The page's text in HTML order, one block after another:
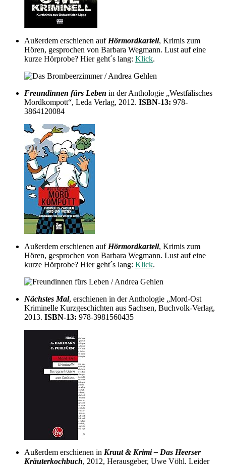
Außerdem erschienen auf Hörmordkartell, Krimis zum
Hören, gesprochen von Barbara Wegmann. Lust auf eine
kurze Hörprobe? Hier geht´s lang: Klick.
Freundinnen fürs Leben in der Anthologie „Westfälisches
Mordkompott“, Leda Verlag, 2012. ISBN-13: 978-
3864120084
Außerdem erschienen auf Hörmordkartell, Krimis zum
Hören, gesprochen von Barbara Wegmann. Lust auf eine
kurze Hörprobe? Hier geht´s lang: Klick.
Nächstes Mal, erschienen in der Anthologie „Mord-Ost
Kriminelle Kurzgeschichten aus Sachsen, Buchvolk-Verlag,
2013. ISBN-13: 978-3981560435
Außerdem erschienen in Kraut & Krimi – Das Heerser
Kräuterkochbuch, 2012, Herausgeber, Uwe Vöhl. Leider